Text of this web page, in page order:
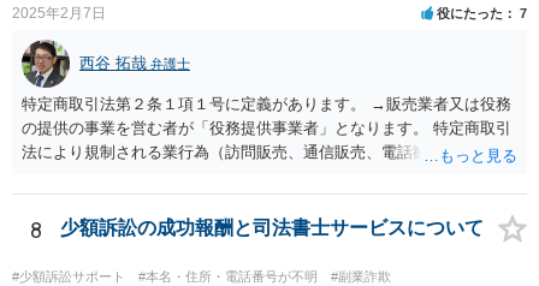
2025年2月7日 役にたった 7
西谷 拓哉 弁護士
特定商取引法第２条１項１号に定義があります。 →販売業者又は役務
の提供の事業を営む者が「役務提供事業者」となります。 特定商取引
法により規制される業行為（訪問販売、通信販売、電話勧誘販売な
を守る必要があります。
8 少額訴訟の成功報酬と司法書士サービスについて
#少額訴訟サポート #本名・住所・電話番号が不明
#副業詐欺